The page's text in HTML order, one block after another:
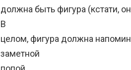
должна быть фигура (кстати,
В
целом, фигура должна
заметной